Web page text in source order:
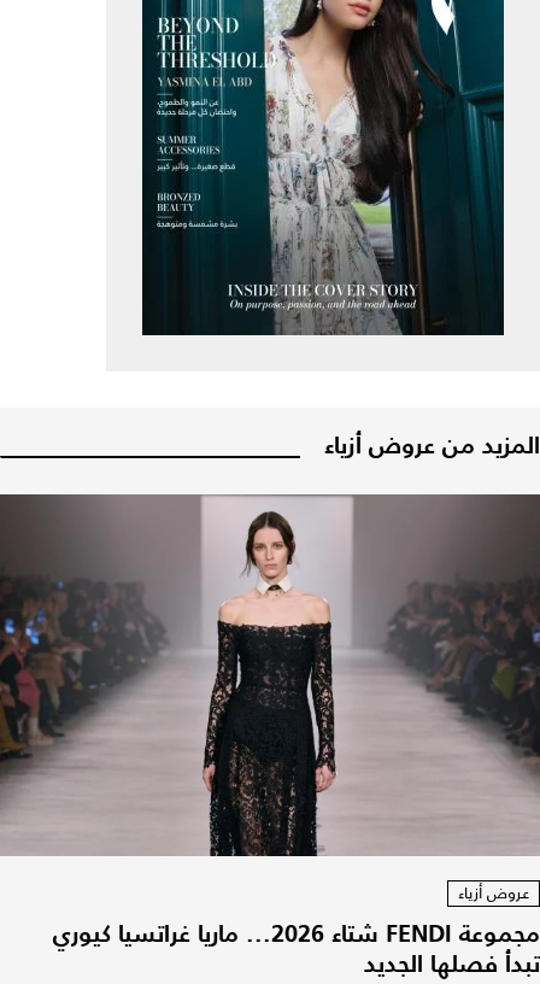
المزيد من عروض أزياء
عروض أزياء
مجموعة FENDI شتاء 2026... ماريا غراتسيا كيوري
تبدأ فصلها الجديد